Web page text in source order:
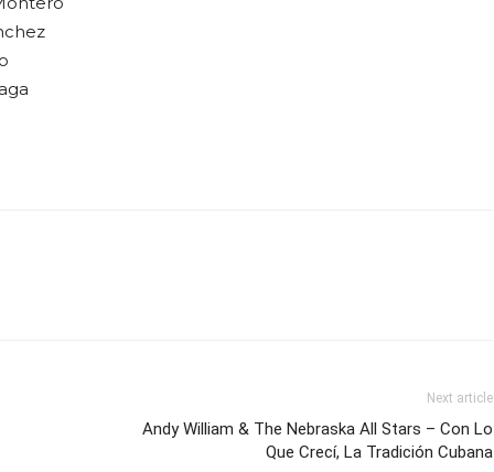
Next article
Andy William & The Nebraska All Stars – Con Lo
Que Crecí, La Tradición Cubana